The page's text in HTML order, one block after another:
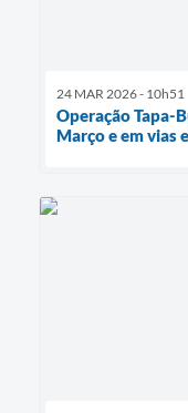
24 MAR 2026 - 10h51
Operação Tapa-
Março e em vias